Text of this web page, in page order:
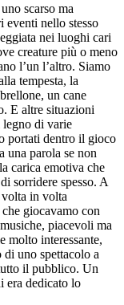
scarso ma
eventi nello stesso
nei luoghi cari
creature più o meno
l’un l’altro. Siamo
tempesta, la
un cane
E altre situazioni
di varie
portati dentro il gioco
una parola se non
carica emotiva che
sorridere spesso. A
volta in volta
giocavamo con
piacevoli ma
molto interessante,
uno spettacolo a
il pubblico. Un
era dedicato lo